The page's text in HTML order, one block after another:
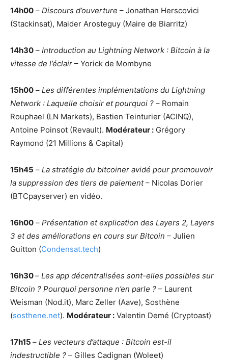
14h00 – Discours d’ouverture – Jonathan Herscovici
(Stackinsat), Maider Arosteguy (Maire de Biarritz)
14h30 – Introduction au Lightning Network : Bitcoin à la
vitesse de l’éclair – Yorick de Mombyne
15h00 – Les différentes implémentations du Lightning
Network : Laquelle choisir et pourquoi ? – Romain
Rouphael (LN Markets), Bastien Teinturier (ACINQ),
Antoine Poinsot (Revault). Modérateur : Grégory
Raymond (21 Millions & Capital)
15h45 – La stratégie du bitcoiner avidé pour promouvoir
la suppression des tiers de paiement– Nicolas Dorier
(BTCpayserver) en vidéo.
16h00 – Présentation et explication des Layers 2, Layers
3 et des améliorations en cours sur Bitcoin – Julien
Guitton (Condensat.tech)
16h30– Les app décentralisées sont-elles possibles sur
Bitcoin ? Pourquoi personne n’en parle ? – Laurent
Weisman (Nod.it), Marc Zeller (Aave), Sosthène
(sosthene.net). Modérateur : Valentin Demé (Cryptoast)
17h15 – Les vecteurs d’attaque : Bitcoin est-il
indestructible ? – Gilles Cadignan (Woleet)